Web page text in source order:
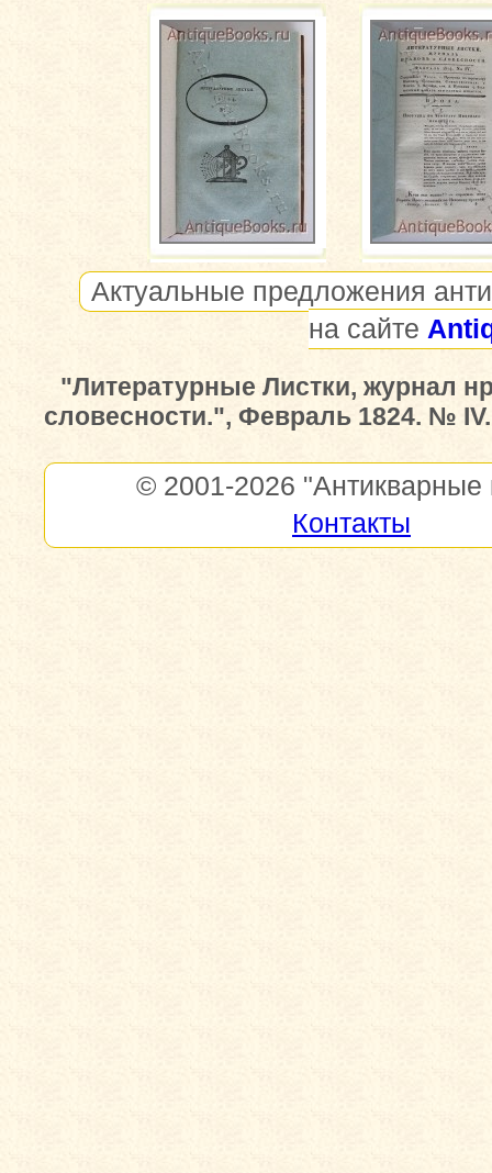
Актуальные предложения
на сайте
"Литературные Листки, журнал
словесности.", Февраль 1824. № IV.
© 2001-2026 "Антикварные
Контакты